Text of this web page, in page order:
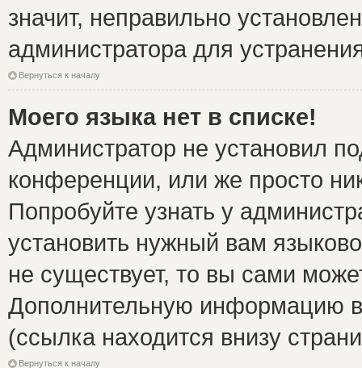
значит, неправильно
администратора для
Вернуться к началу
Моего языка нет в списке!
Администратор не установил
конференции, или же просто
Попробуйте узнать у
установить нужный вам
не существует, то вы сами
Дополнительную информацию
(ссылка находится внизу
Вернуться к началу